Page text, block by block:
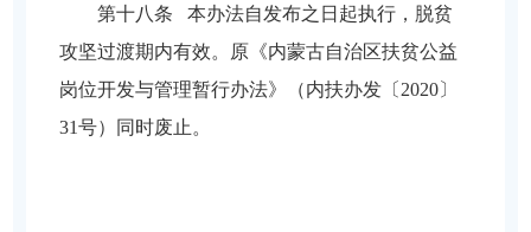
第十八条 本办法自发布之日起执行，脱贫
攻坚过渡期内有效。原《内蒙古自治区扶贫公益
岗位开发与管理暂行办法》（内扶办发〔2020〕
31号）同时废止。